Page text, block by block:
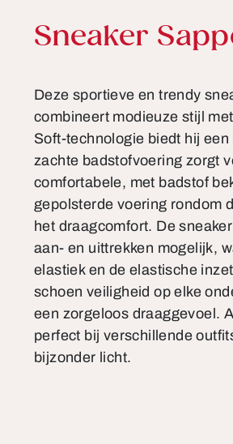
Sneaker
Deze sportieve en trendy
combineert modieuze stijl
Soft-technologie biedt hij
zachte badstofvoering zorgt
comfortabele, met badstof
gepolsterde voering rondom
het draagcomfort. De
aan- en uittrekken mogelijk,
elastiek en de elastische
schoen veiligheid op elke
een zorgeloos draaggevoel.
perfect bij verschillende
bijzonder licht.